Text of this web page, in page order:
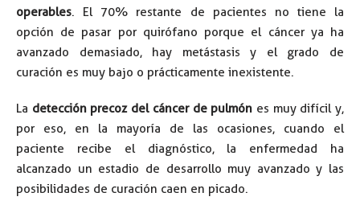
operables. El 70% restante de pacientes no tiene la
opción de pasar por quirófano porque el cáncer ya ha
avanzado demasiado, hay metástasis y el grado de
curación es muy bajo o prácticamente inexistente.
La detección precoz del cáncer de pulmón es muy difícil y,
por eso, en la mayoría de las ocasiones, cuando el
paciente recibe el diagnóstico, la enfermedad ha
alcanzado un estadio de desarrollo muy avanzado y las
posibilidades de curación caen en picado.